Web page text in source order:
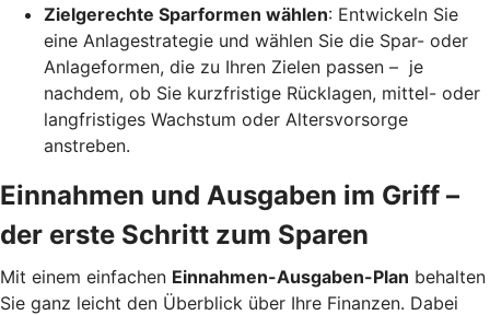
Zielgerechte Sparformen wählen: Entwickeln Sie
eine Anlagestrategie und wählen Sie die Spar- oder
Anlageformen, die zu Ihren Zielen passen – je
nachdem, ob Sie kurzfristige Rücklagen, mittel- oder
langfristiges Wachstum oder Altersvorsorge
anstreben.
Einnahmen und Ausgaben im Griff –
der erste Schritt zum Sparen
Mit einem einfachen Einnahmen-Ausgaben-Plan behalten
Sie ganz leicht den Überblick über Ihre Finanzen. Dabei